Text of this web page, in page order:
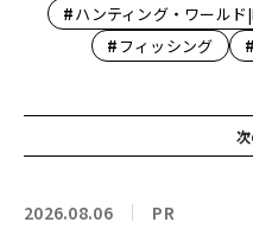
#ハンティング・ワールド
#フィッシング #
2026.08.06 PR